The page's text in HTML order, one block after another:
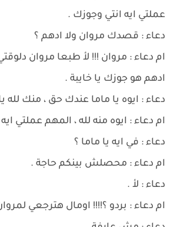
عملتي ايه انتي وجوزك .
دعاء : قصدك مروان ولا ادهم ؟
ام دعاء : مروان !!! لأ طبعا مروان
ادهم هو جوزك يا خايبة .
دعاء : ايوه يا ماما عندك حق ، منك لله
ام دعاء : ايوه منه لله ، المهم عملتي
دعاء : في ايه يا ماما ؟
ام دعاء : محصلش بينكم حاجة .
دعاء : لأ .
ام دعاء : بردو ؟!!!! اومال هترجعي